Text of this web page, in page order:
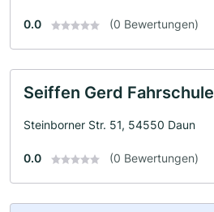
0.0 (0 Bewertungen)
Seiffen Gerd Fahrschule
Steinborner Str. 51, 54550 Daun
0.0 (0 Bewertungen)